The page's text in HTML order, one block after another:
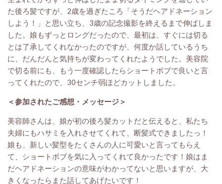
た後ろ髪ですが、2歳を過ぎたころ「そうだヘアドネーション
しよう！」と思い立ち、3歳の記念撮影を終えるまで伸ばしま
した。娘もずっとロングだったので、最初は、すぐには切る
とは了承してくれなかったのですが、何度か話しているうち
に、だんだんと気持ちが変わってくれたようでした。美容院
で切る前にも、もう一度確認したらショートボブで良いと言
ってくれたので、30センチ弱ほどカットしました。
＜参加されたご感想・メッセージ＞
美容師さんは、娘が初の後ろ髪カットだと伝えると、私たち
夫婦にもハサミを入れさせてくれて、断髪式できましたっ！
娘も、新しい髪型をたくさんの人に可愛いと言ってもらえ
て、ショートボブを気に入ってくれて良かったです！娘はま
だヘアドネーションの意味がわかってないと思いますが、大
きくなったらまた話してあげたいです！